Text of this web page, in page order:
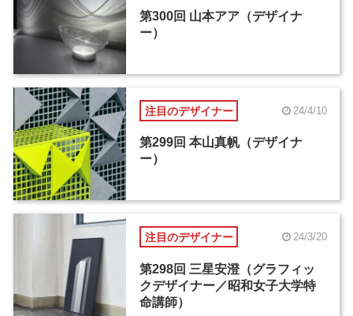
第300回 山本アア（デザイナ
ー）
注目のデザイナー 24/4/10
第299回 本山真帆（デザイナ
ー）
注目のデザイナー 24/3/20
第298回 三星安澄（グラフィッ
クデザイナー／昭和女子大学特
命講師）